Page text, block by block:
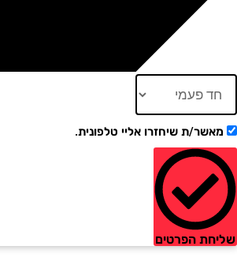
ת שיחזרו אליי טלפונית.
הפרטים